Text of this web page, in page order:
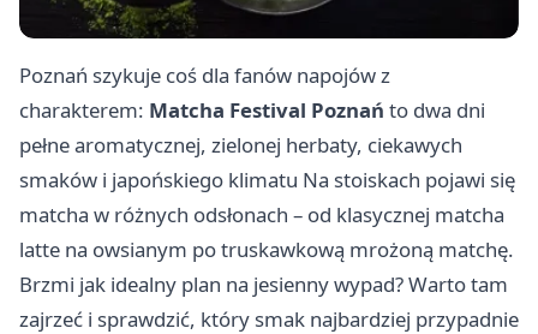
Poznań szykuje coś dla fanów napojów z
charakterem: Matcha Festival Poznań to dwa dni
pełne aromatycznej, zielonej herbaty, ciekawych
smaków i japońskiego klimatu Na stoiskach pojawi się
matcha w różnych odsłonach – od klasycznej matcha
latte na owsianym po truskawkową mrożoną matchę.
Brzmi jak idealny plan na jesienny wypad? Warto tam
zajrzeć i sprawdzić, który smak najbardziej przypadnie